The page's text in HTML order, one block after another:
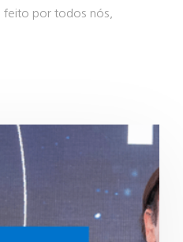
feito por todos nós,